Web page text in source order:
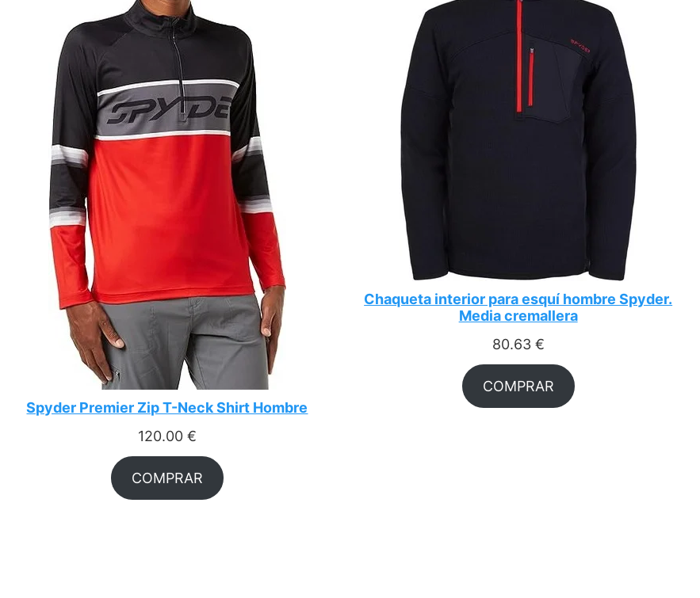
Spyder Premier Zip T-Neck Shirt Hombre
120.00 €
COMPRAR
Chaqueta interior para esquí hombre Spyder.
Media cremallera
80.63 €
COMPRAR